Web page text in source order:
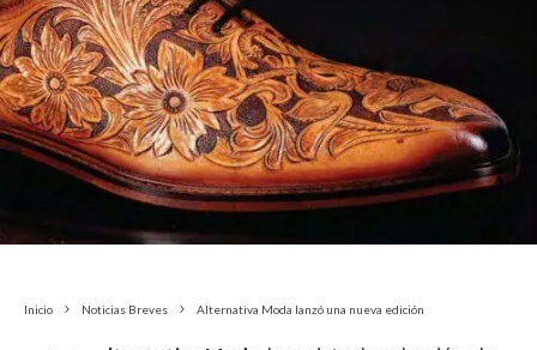
Inicio Noticias Breves Alternativa Moda lanzó una nueva edición